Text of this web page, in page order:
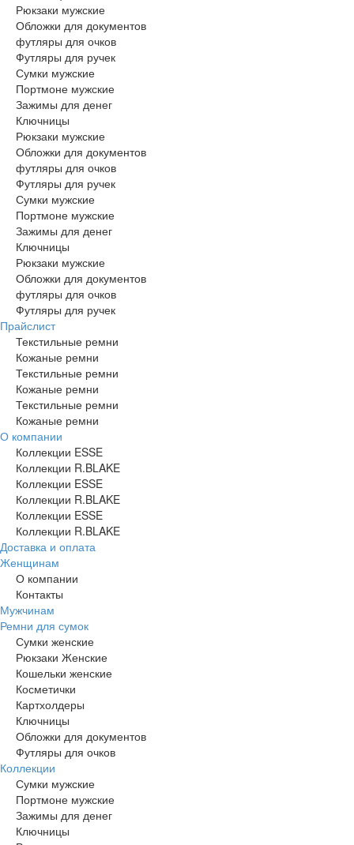
Рюкзаки мужские
Обложки для документов
футляры для очков
Футляры для ручек
Сумки мужские
Портмоне мужские
Зажимы для денег
Ключницы
Рюкзаки мужские
Обложки для документов
футляры для очков
Футляры для ручек
Сумки мужские
Портмоне мужские
Зажимы для денег
Ключницы
Рюкзаки мужские
Обложки для документов
футляры для очков
Футляры для ручек
Прайслист
Текстильные ремни
Кожаные ремни
Текстильные ремни
Кожаные ремни
Текстильные ремни
Кожаные ремни
О компании
Коллекции ESSE
Коллекции R.BLAKE
Коллекции ESSE
Коллекции R.BLAKE
Коллекции ESSE
Коллекции R.BLAKE
Доставка и оплата
Женщинам
О компании
Контакты
Мужчинам
Ремни для сумок
Сумки женские
Рюкзаки Женские
Кошельки женские
Косметички
Картхолдеры
Ключницы
Обложки для документов
Футляры для очков
Коллекции
Сумки мужские
Портмоне мужские
Зажимы для денег
Ключницы